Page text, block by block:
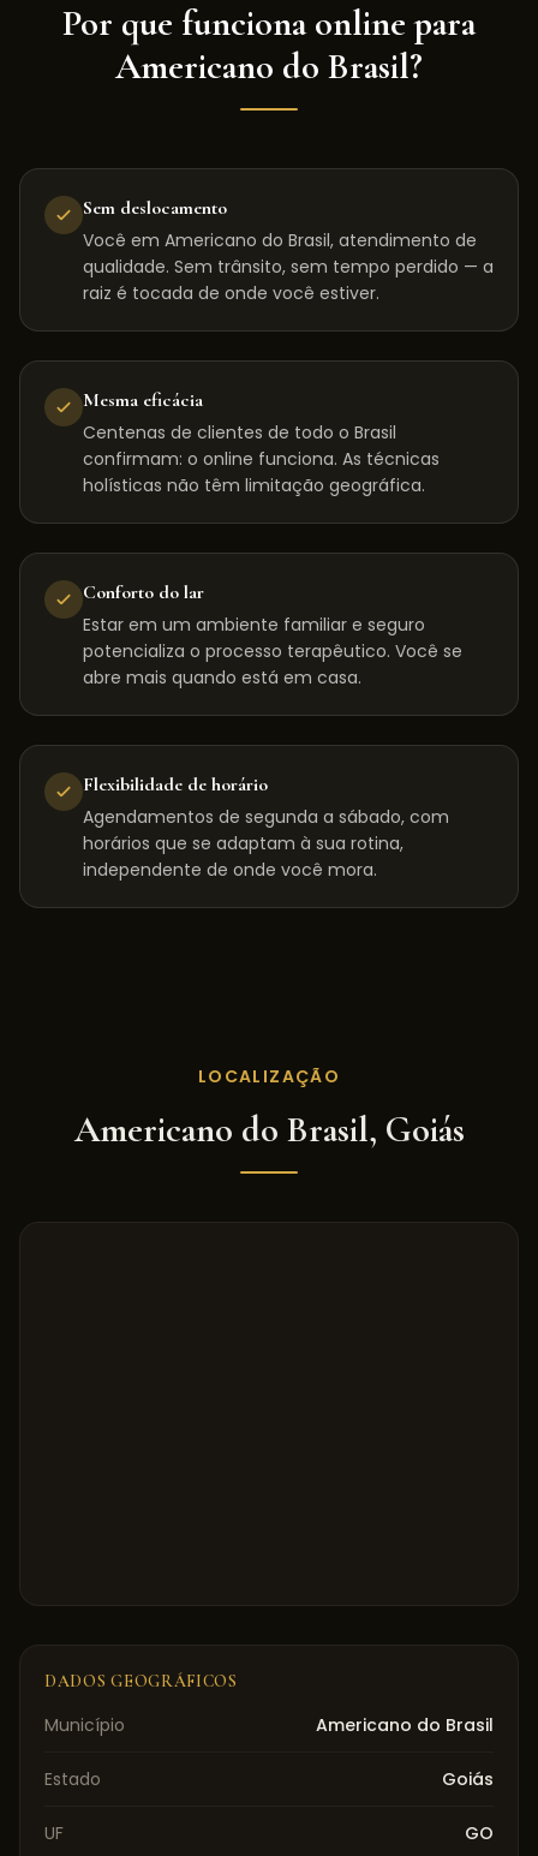
Por que funciona online para
Americano do Brasil?
Sem deslocamento
Você em Americano do Brasil, atendimento de
qualidade. Sem trânsito, sem tempo perdido — a
raiz é tocada de onde você estiver.
Mesma eficácia
Centenas de clientes de todo o Brasil
confirmam: o online funciona. As técnicas
holísticas não têm limitação geográfica.
Conforto do lar
Estar em um ambiente familiar e seguro
potencializa o processo terapêutico. Você se
abre mais quando está em casa.
Flexibilidade de horário
Agendamentos de segunda a sábado, com
horários que se adaptam à sua rotina,
independente de onde você mora.
LOCALIZAÇÃO
Americano do Brasil, Goiás
DADOS GEOGRÁFICOS
Município Americano do Brasil
Estado Goiás
UF GO